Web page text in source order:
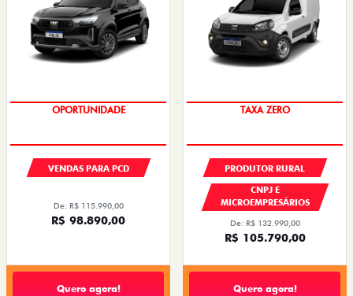
OPORTUNIDADE
VENDAS PARA PCD
De: R$ 115.990,00
R$ 98.890,00
Quero agora!
TAXA ZERO
PRODUTOR RURAL
CNPJ E
MICROEMPRESÁRIOS
De: R$ 132.990,00
R$ 105.790,00
Quero agora!